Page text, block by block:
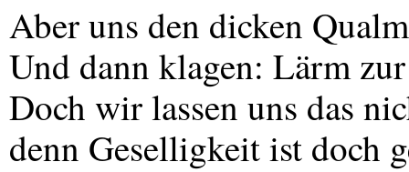
Aber uns den dicken
Und dann klagen: Lärm
Doch wir lassen uns das
denn Geselligkeit ist doch